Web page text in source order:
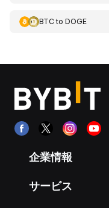
BTCto DOGE
企業情報
サービス